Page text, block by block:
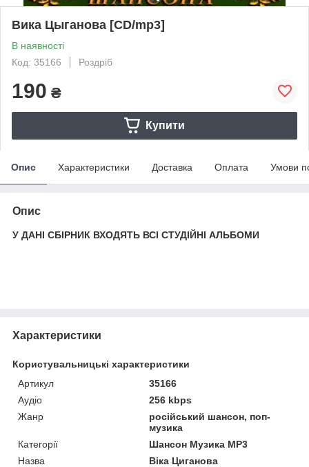
Вика Цыганова [CD/mp3]
В наявності
Код: 35166
Роздріб
190 ₴
Купити
Опис Характеристики Доставка Оплата Умови
Опис
У ДАНІ СБІРНИК ВХОДЯТЬ ВСІ СТУДІЙНІ АЛЬБОМИ
Характеристики
Користувальницькі характеристики
Артикул
35166
Аудіо
256 kbps
Жанр
російський шансон, поп-
музика
Категорії
Шансон Музика MP3
Назва
Віка Циганова